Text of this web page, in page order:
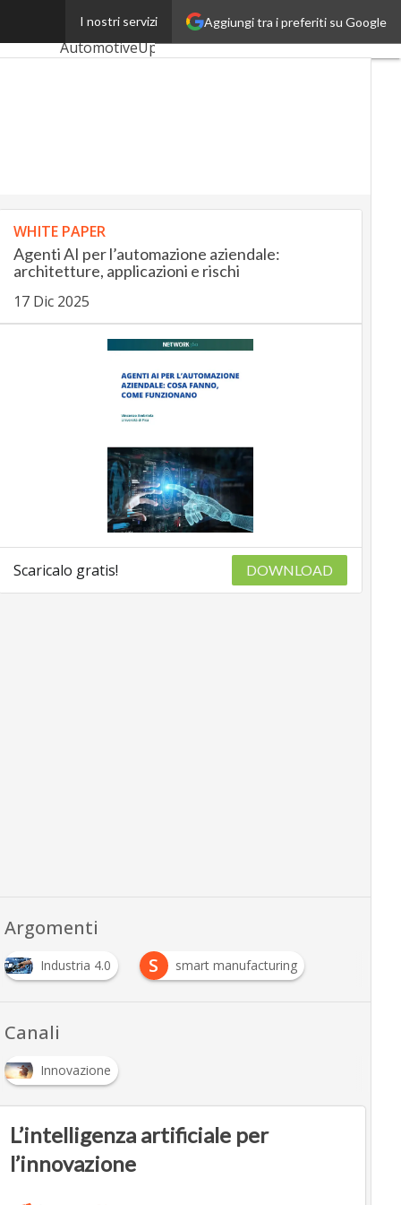
Aggiungi tra i preferiti su Google
I nostri servizi
Ultimi articoli
AutomotiveUp
SmartMobilityUp
Proptech
Startup
WHITE PAPER
Agenti AI per l’automazione aziendale:
architetture, applicazioni e rischi
17 Dic 2025
Scaricalo gratis! DOWNLOAD
Argomenti
Industria 4.0 S smart manufacturing
Canali
Innovazione
L’intelligenza artificiale per
l’innovazione